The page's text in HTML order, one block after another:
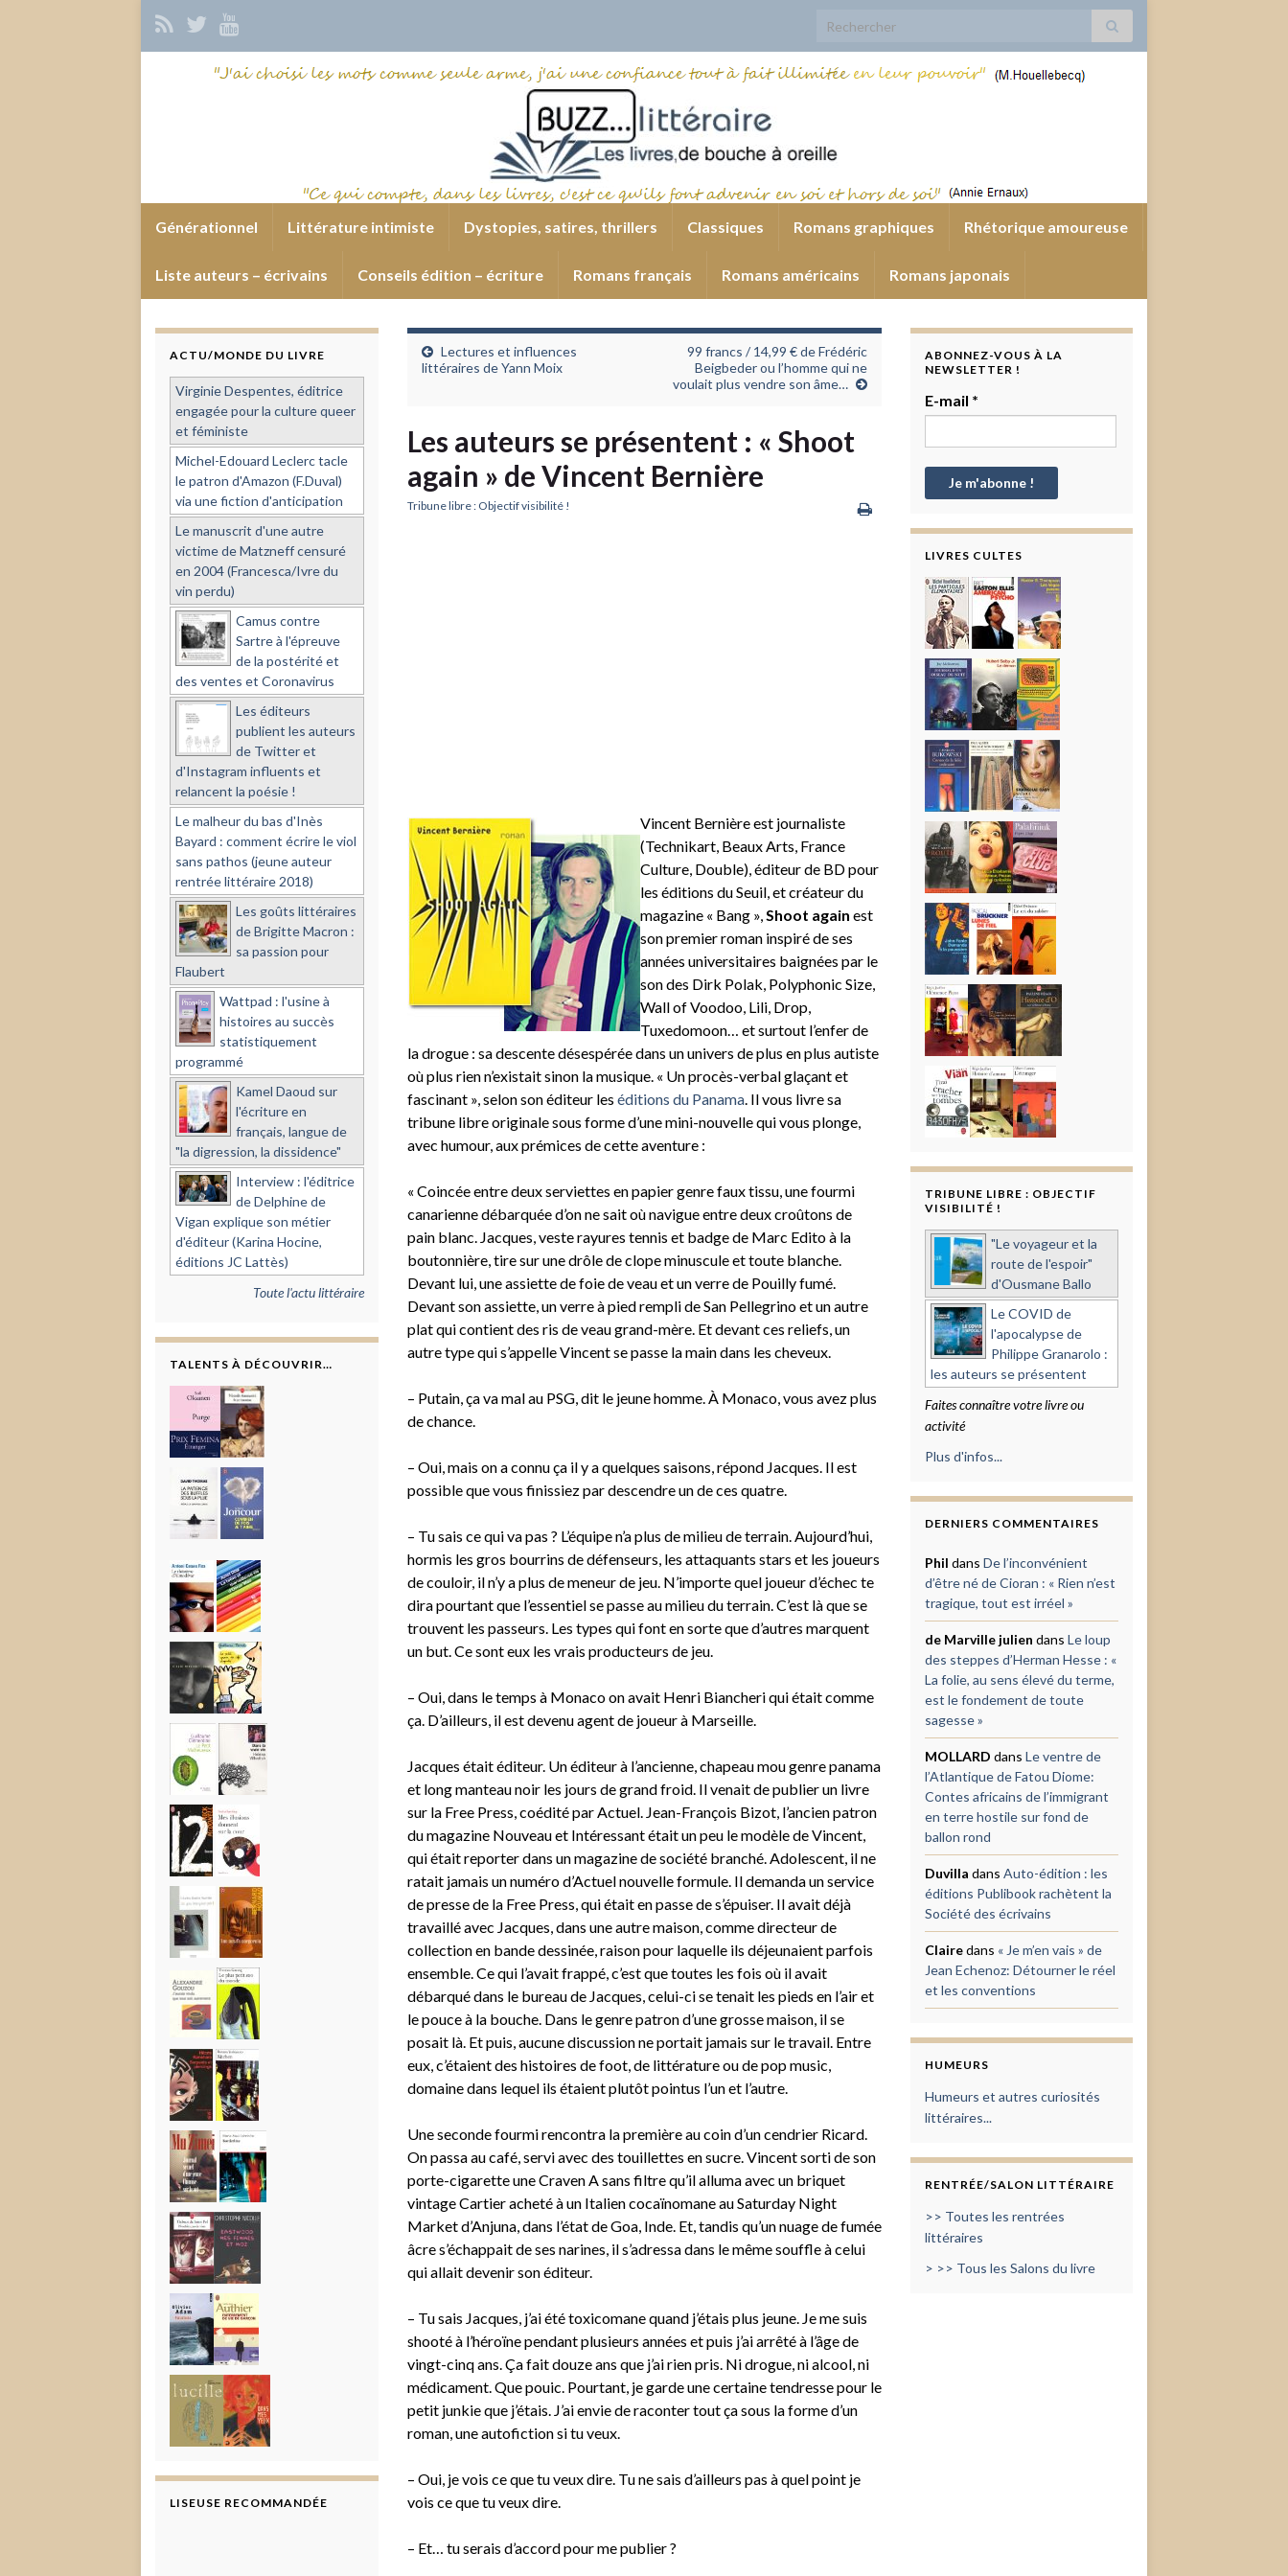
Search for:
Générationnel Littérature intimiste Dystopies, satires, thrillers Classiques Romans graphiques Rhétorique amoureuse
Liste auteurs – écrivains Conseils édition – écriture Romans français Romans américains Romans japonais
Lectures et influences
littéraires de Yann Moix
99 francs / 14,99 € de Frédéric
Beigbeder ou l’homme qui ne
voulait plus vendre son âme…
Les auteurs se présentent : « Shoot
again » de Vincent Bernière
Tribune libre : Objectif visibilité !
Vincent Bernière est journaliste
(Technikart, Beaux Arts, France
Culture, Double), éditeur de BD pour
les éditions du Seuil, et créateur du
magazine « Bang »,Shoot again est
son premier roman inspiré de ses
années universitaires baignées par le
son des Dirk Polak, Polyphonic Size,
Wall of Voodoo, Lili, Drop,
Tuxedomoon… et surtout l’enfer de
la drogue : sa descente désespérée dans un univers de plus en plus autiste
où plus rien n’existait sinon la musique. « Un procès-verbal glaçant et
fascinant », selon son éditeur les éditions du Panama. Il vous livre sa
tribune libre originale sous forme d’une mini-nouvelle qui vous plonge,
avec humour, aux prémices de cette aventure :
« Coincée entre deux serviettes en papier genre faux tissu, une fourmi
canarienne débarquée d’on ne sait où navigue entre deux croûtons de
pain blanc. Jacques, veste rayures tennis et badge de Marc Edito à la
boutonnière, tire sur une drôle de clope minuscule et toute blanche.
Devant lui, une assiette de foie de veau et un verre de Pouilly fumé.
Devant son assiette, un verre à pied rempli de San Pellegrino et un autre
plat qui contient des ris de veau grand-mère. Et devant ces reliefs, un
autre type qui s’appelle Vincent se passe la main dans les cheveux.
– Putain, ça va mal au PSG, dit le jeune homme. À Monaco, vous avez plus
de chance.
– Oui, mais on a connu ça il y a quelques saisons, répond Jacques. Il est
possible que vous finissiez par descendre un de ces quatre.
– Tu sais ce qui va pas ? L’équipe n’a plus de milieu de terrain. Aujourd’hui,
hormis les gros bourrins de défenseurs, les attaquants stars et les joueurs
de couloir, il n’y a plus de meneur de jeu. N’importe quel joueur d’échec te
dira pourtant que l’essentiel se passe au milieu du terrain. C’est là que se
trouvent les passeurs. Les types qui font en sorte que d’autres marquent
un but. Ce sont eux les vrais producteurs de jeu.
– Oui, dans le temps à Monaco on avait Henri Biancheri qui était comme
ça. D’ailleurs, il est devenu agent de joueur à Marseille.
Jacques était éditeur. Un éditeur à l’ancienne, chapeau mou genre panama
et long manteau noir les jours de grand froid. Il venait de publier un livre
sur la Free Press, coédité par Actuel. Jean-François Bizot, l’ancien patron
du magazine Nouveau et Intéressant était un peu le modèle de Vincent,
qui était reporter dans un magazine de société branché. Adolescent, il ne
ratait jamais un numéro d’Actuel nouvelle formule. Il demanda un service
de presse de la Free Press, qui était en passe de s’épuiser. Il avait déjà
travaillé avec Jacques, dans une autre maison, comme directeur de
collection en bande dessinée, raison pour laquelle ils déjeunaient parfois
ensemble. Ce qui l’avait frappé, c’est que toutes les fois où il avait
débarqué dans le bureau de Jacques, celui-ci se tenait les pieds en l’air et
le pouce à la bouche. Dans le genre patron d’une grosse maison, il se
posait là. Et puis, aucune discussion ne portait jamais sur le travail. Entre
eux, c’étaient des histoires de foot, de littérature ou de pop music,
domaine dans lequel ils étaient plutôt pointus l’un et l’autre.
Une seconde fourmi rencontra la première au coin d’un cendrier Ricard.
On passa au café, servi avec des touillettes en sucre. Vincent sorti de son
porte-cigarette une Craven A sans filtre qu’il alluma avec un briquet
vintage Cartier acheté à un Italien cocaïnomane au Saturday Night
Market d’Anjuna, dans l’état de Goa, Inde. Et, tandis qu’un nuage de fumée
âcre s’échappait de ses narines, il s’adressa dans le même souffle à celui
qui allait devenir son éditeur.
– Tu sais Jacques, j’ai été toxicomane quand j’étais plus jeune. Je me suis
shooté à l’héroïne pendant plusieurs années et puis j’ai arrêté à l’âge de
vingt-cinq ans. Ça fait douze ans que j’ai rien pris. Ni drogue, ni alcool, ni
médicament. Que pouic. Pourtant, je garde une certaine tendresse pour le
petit junkie que j’étais. J’ai envie de raconter tout ça sous la forme d’un
roman, une autofiction si tu veux.
– Oui, je vois ce que tu veux dire. Tu ne sais d’ailleurs pas à quel point je
vois ce que tu veux dire.
– Et… tu serais d’accord pour me publier ?
ACTU/MONDE DU LIVRE
Virginie Despentes, éditrice
engagée pour la culture queer
et féministe
Michel-Edouard Leclerc tacle
le patron d'Amazon (F.Duval)
via une fiction d'anticipation
Le manuscrit d'une autre
victime de Matzneff censuré
en 2004 (Francesca/Ivre du
vin perdu)
Camus contre
Sartre à l'épreuve
de la postérité et
des ventes et Coronavirus
Les éditeurs
publient les auteurs
de Twitter et
d'Instagram influents et
relancent la poésie !
Le malheur du bas d'Inès
Bayard : comment écrire le viol
sans pathos (jeune auteur
rentrée littéraire 2018)
Les goûts littéraires
de Brigitte Macron :
sa passion pour
Flaubert
Wattpad : l'usine à
histoires au succès
statistiquement
programmé
Kamel Daoud sur
l'écriture en
français, langue de
"la digression, la dissidence"
Interview : l'éditrice
de Delphine de
Vigan explique son métier
d'éditeur (Karina Hocine,
éditions JC Lattès)
Toute l'actu littéraire
TALENTS À DÉCOUVRIR…
LISEUSE RECOMMANDÉE
ABONNEZ-VOUS À LA
NEWSLETTER !
E-mail *
LIVRES CULTES
TRIBUNE LIBRE : OBJECTIF
VISIBILITÉ !
"Le voyageur et la
route de l'espoir"
d'Ousmane Ballo
Le COVID de
l'apocalypse de
Philippe Granarolo :
les auteurs se présentent
Faites connaître votre livre ou
activité
Plus d'infos...
DERNIERS COMMENTAIRES
Phil dans De l’inconvénient
d’être né de Cioran : « Rien n’est
tragique, tout est irréel »
de Marville julien dans Le loup
des steppes d’Herman Hesse : «
La folie, au sens élevé du terme,
est le fondement de toute
sagesse »
MOLLARD dans Le ventre de
l’Atlantique de Fatou Diome:
Contes africains de l’immigrant
en terre hostile sur fond de
ballon rond
Duvilla dans Auto-édition : les
éditions Publibook rachètent la
Société des écrivains
Clairedans « Je m’en vais » de
Jean Echenoz: Détourner le réel
et les conventions
HUMEURS
Humeurs et autres curiosités
littéraires...
RENTRÉE/SALON LITTÉRAIRE
>> Toutes les rentrées
littéraires
> >> Tous les Salons du livre